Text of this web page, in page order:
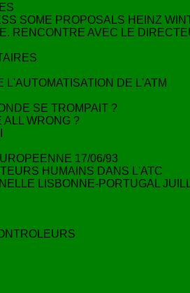
SOME PROPOSALS HEINZ
RENCONTRE AVEC LE
DE L'ATM
SE TROMPAIT ?
ALL WRONG ?
17/06/93
HUMAINS DANS L'ATC
LISBONNE-PORTUGAL